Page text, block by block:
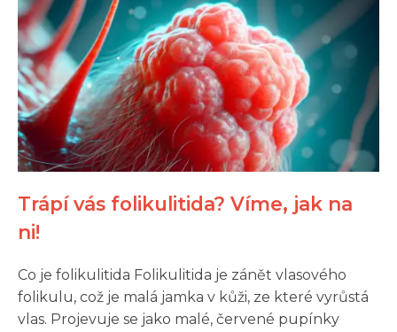
Trápí vás folikulitida? Víme, jak na
ni!
Co je folikulitida Folikulitida je zánět vlasového
folikulu, což je malá jamka v kůži, ze které vyrůstá
vlas. Projevuje se jako malé, červené pupínky